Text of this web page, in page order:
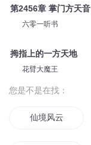
第2456章 掌门方天音
六零一听书
拇指上的一方天地
花臂大魔王
您是不是在找：
仙境风云